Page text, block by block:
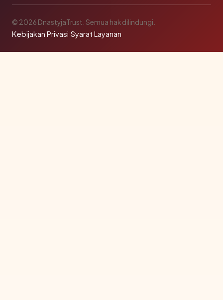
© 2026 DnastyjaTrust. Semua hak dilindungi.
Kebijakan Privasi·Syarat Layanan